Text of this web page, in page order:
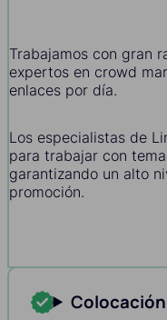
Trabajamos con gran
expertos en crowd
enlaces por día.
Los especialistas de
para trabajar con
garantizando un alto
promoción.